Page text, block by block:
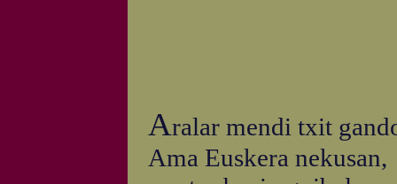
Aralar mendi txit
Ama Euskera nekusan,